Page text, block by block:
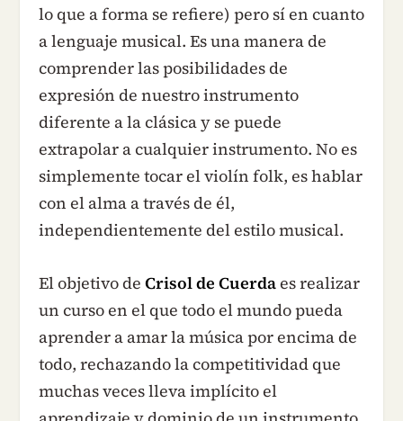
lo que a forma se refiere) pero sí en cuanto
a lenguaje musical. Es una manera de
comprender las posibilidades de
expresión de nuestro instrumento
diferente a la clásica y se puede
extrapolar a cualquier instrumento. No es
simplemente tocar el violín folk, es hablar
con el alma a través de él,
independientemente del estilo musical.
El objetivo de Crisol de Cuerdaes realizar
un curso en el que todo el mundo pueda
aprender a amar la música por encima de
todo, rechazando la competitividad que
muchas veces lleva implícito el